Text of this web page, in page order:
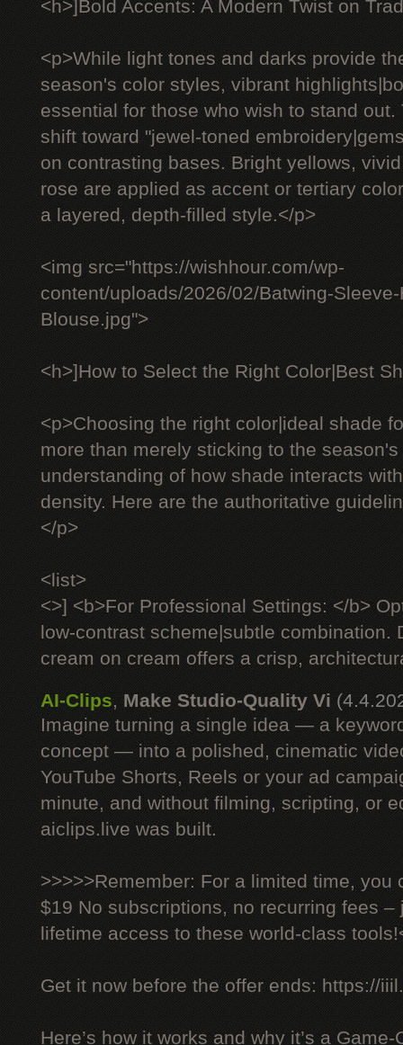
<h>]Bold Accents: A Modern Twist on
<p>While light tones and darks provide
season's color styles, vibrant
essential for those who wish to stand
shift toward "jewel-toned
on contrasting bases. Bright yellows,
rose are applied as accent or tertiary
a layered, depth-filled style.</p>
<img src="https://wishhour.com/wp-
content/uploads/2026/02/Batwing-
Blouse.jpg">
<h>]How to Select the Right Color|Best
<p>Choosing the right color|ideal shade
more than merely sticking to the
understanding of how shade interacts
density. Here are the authoritative
</p>
<list>
<>] <b>For Professional Settings: </b>
low-contrast scheme|subtle combination.
cream on cream offers a crisp,
AI-Clips, Make Studio-Quality Vi
Imagine turning a single idea — a
concept — into a polished, cinematic
YouTube Shorts, Reels or your ad
minute, and without filming, scripting, or
aiclips.live was built.
>>>>>Remember: For a limited time, you
$19 No subscriptions, no recurring fees –
lifetime access to these world-class
Get it now before the offer ends: https://
Here’s how it works and why it’s a Game-